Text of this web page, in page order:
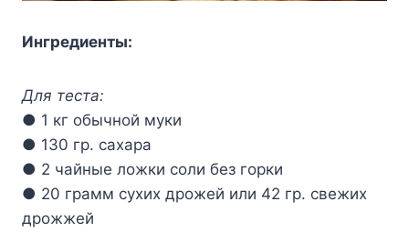
Ингредиенты:
Для теста:
● 1 кг обычной муки
● 130 гр. сахара
● 2 чайные ложки соли без горки
● 20 грамм сухих дрожей или 42 гр. свежих
дрожжей